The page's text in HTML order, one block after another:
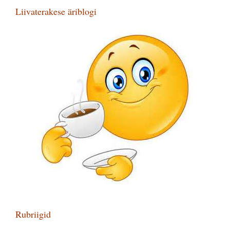
Liivaterakese äriblogi
Rubriigid